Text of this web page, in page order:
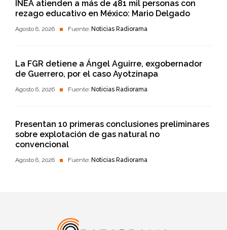
INEA atienden a más de 481 mil personas con
rezago educativo en México: Mario Delgado
Agosto 6, 2026 Fuente: Noticias Radiorama
La FGR detiene a Ángel Aguirre, exgobernador
de Guerrero, por el caso Ayotzinapa
Agosto 6, 2026 Fuente: Noticias Radiorama
Presentan 10 primeras conclusiones preliminares
sobre explotación de gas natural no
convencional
Agosto 6, 2026 Fuente: Noticias Radiorama